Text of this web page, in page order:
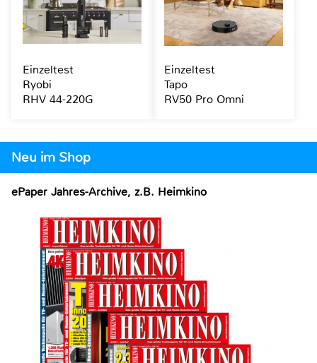
Neu im Shop
ePaper Jahres-Archive, z.B. Heimkino
Einzeltest
Ryobi
RHV 44-220G
Einzeltest
Tapo
RV50 Pro Omni